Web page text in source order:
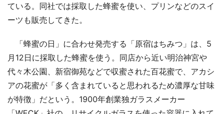
ている。同社では採取した蜂蜜を使い、プリンなどのスイ
ーツも販売してきた。
「蜂蜜の日」に合わせ発売する「原宿はちみつ」は、5
月12日に採取した蜂蜜を使う。同店から近い明治神宮や
代々木公園、新宿御苑などで収蜜された百花蜜で、アカシ
アの花蜜が「多く含まれていると思われるため濃厚な甘味
が特徴」だという。1900年創業独ガラスメーカー